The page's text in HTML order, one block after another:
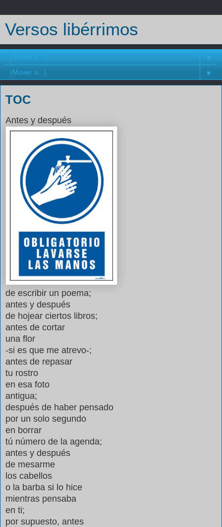
Versos libérrimos
▼
▼
TOC
Antes y después
de escribir un poema;
antes y después
de hojear ciertos libros;
antes de cortar
una flor
-si es que me atrevo-;
antes de repasar
tu rostro
en esa foto
antigua;
después de haber pensado
por un solo segundo
en borrar
tú número de la agenda;
antes y después
de mesarme
los cabellos
o la barba si lo hice
mientras pensaba
en ti;
por supuesto, antes